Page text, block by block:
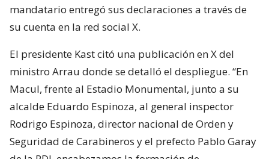
mandatario entregó sus declaraciones a través de
su cuenta en la red social X.
El presidente Kast citó una publicación en X del
ministro Arrau donde se detalló el despliegue. “En
Macul, frente al Estadio Monumental, junto a su
alcalde Eduardo Espinoza, al general inspector
Rodrigo Espinoza, director nacional de Orden y
Seguridad de Carabineros y el prefecto Pablo Garay